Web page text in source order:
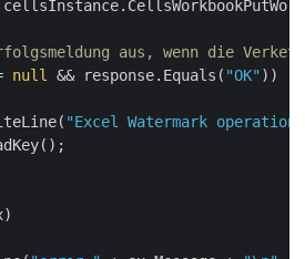
aus, wenn die
null && response.Equals( "OK" ))
"Excel Watermark